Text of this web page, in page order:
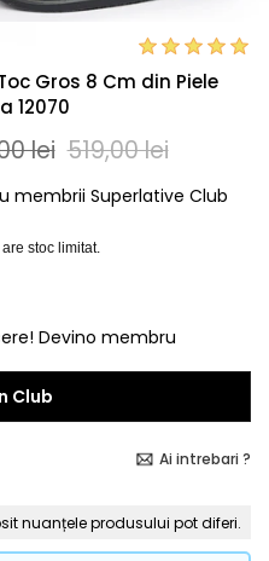
Gros 8 Cm din Piele
12070
lei 519,00 lei
membrii Superlative Club
stoc limitat.
Devino membru
Club
Ai intrebari ?
nuanțele produsului pot diferi.